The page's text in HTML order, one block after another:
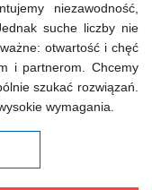
niezawodność,
suche liczby nie
otwartość i chęć
i partnerom. Chcemy
szukać rozwiązań.
wymagania.